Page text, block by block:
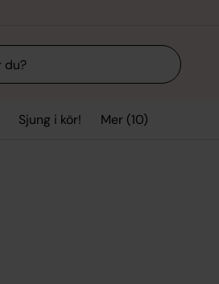
Sjung i kör! Mer (10)